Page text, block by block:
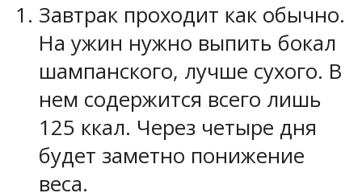
Завтрак проходит как обычно.
На ужин нужно выпить бокал
шампанского, лучше сухого. В
нем содержится всего лишь
125 ккал. Через четыре дня
будет заметно понижение
веса.